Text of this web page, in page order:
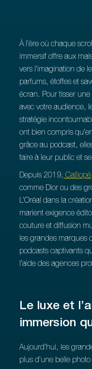
À l’ère où chaque
immersif offre aux
vers l’imagination de
parfums, étoffes et
écran. Pour tisser
avec votre audience,
stratégie
ont bien compris
grâce au podcast,
faire à leur public et
Depuis 2019, Calliopé
comme Dior ou des
L’Oréal dans la
marient exigence
couture et diffusion
les grandes marques
podcasts captivants
l’aide des agences
Le luxe et
immersion
Aujourd’hui, les
plus d’une belle